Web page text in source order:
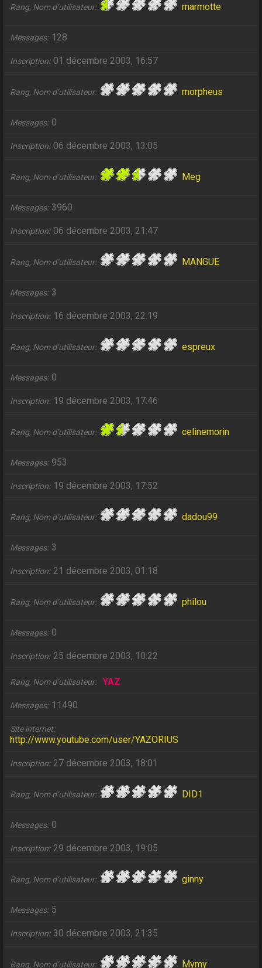
Rang, Nom d’utilisateur marmotte
Messages 128
Inscription 01 décembre 2003, 16:57
Rang, Nom d’utilisateur morpheus
Messages 0
Inscription 06 décembre 2003, 13:05
Rang, Nom d’utilisateur Meg
Messages 3960
Inscription 06 décembre 2003, 21:47
Rang, Nom d’utilisateur MANGUE
Messages 3
Inscription 16 décembre 2003, 22:19
Rang, Nom d’utilisateur espreux
Messages 0
Inscription 19 décembre 2003, 17:46
Rang, Nom d’utilisateur celinemorin
Messages 953
Inscription 19 décembre 2003, 17:52
Rang, Nom d’utilisateur dadou99
Messages 3
Inscription 21 décembre 2003, 01:18
Rang, Nom d’utilisateur philou
Messages 0
Inscription 25 décembre 2003, 10:22
Rang, Nom d’utilisateur YAZ
Messages 11490
Site internet
http://www.youtube.com/user/YAZORIUS
Inscription 27 décembre 2003, 18:01
Rang, Nom d’utilisateur DID1
Messages 0
Inscription 29 décembre 2003, 19:05
Rang, Nom d’utilisateur ginny
Messages 5
Inscription 30 décembre 2003, 21:35
Rang, Nom d’utilisateur Mymy